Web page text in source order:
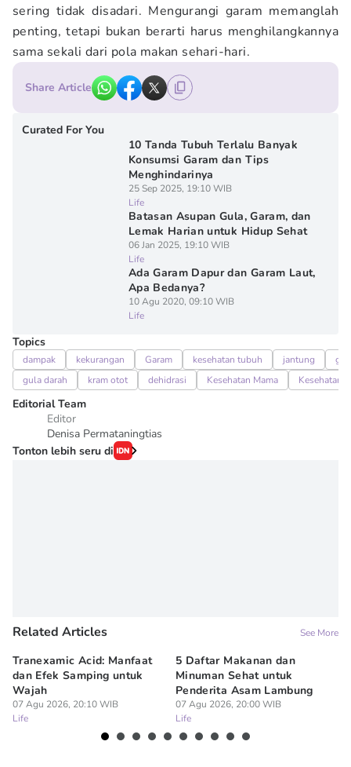
sering tidak disadari. Mengurangi garam memanglah
penting, tetapi bukan berarti harus menghilangkannya
sama sekali dari pola makan sehari-hari.
Share Article
Curated For You
10 Tanda Tubuh Terlalu Banyak
Konsumsi Garam dan Tips
Menghindarinya
25 Sep 2025, 19:10 WIB
Life
Batasan Asupan Gula, Garam, dan
Lemak Harian untuk Hidup Sehat
06 Jan 2025, 19:10 WIB
Life
Ada Garam Dapur dan Garam Laut,
Apa Bedanya?
10 Agu 2020, 09:10 WIB
Life
Topics
dampak kekurangan Garam kesehatan tubuh jantung
gula darah
kram otot dehidrasi Kesehatan Mama Kesehatan
Editorial Team
Editor
Denisa Permataningtias
Tonton lebih seru di
Related Articles See More
Tranexamic Acid: Manfaat
dan Efek Samping untuk
Wajah
07 Agu 2026, 20:10 WIB
Life
5 Daftar Makanan dan
Minuman Sehat untuk
Penderita Asam Lambung
07 Agu 2026, 20:00 WIB
Life